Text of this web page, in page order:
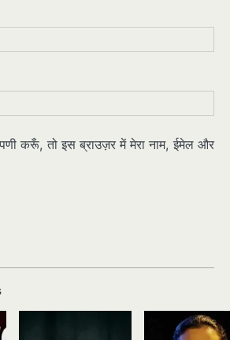
करूँ, तो इस ब्राउज़र में मेरा नाम, ईमेल और